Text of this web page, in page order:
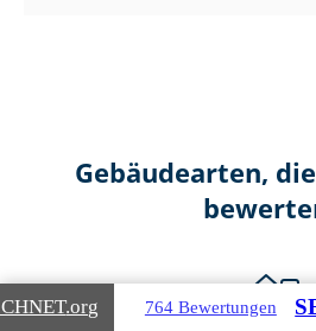
Gebäudearten,
.org 764 Bewertungen